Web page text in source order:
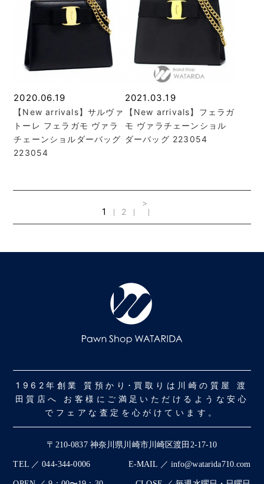
2020.06.19
【New arrivals】サルヴァ
トーレ フェラガモ ヴァラ
チェーンショルダーバッグ
223054
2021.03.19
【New arrivals】フェラガ
モ ヴァラチェーンショル
ダーバッグ 223054
1 2
>
1962年創業 質預かり･買取りは川崎の質屋 渡
田質店へ お客様にご満足いただけるような安心
でフェアな査定を心がけています。
〒210-0837 神奈川県川崎市川崎区渡田2-17-10
TEL ／ 044-344-0006 E-MAIL ／ info@watarida710.com